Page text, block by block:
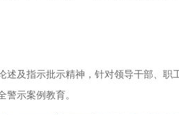
及指示批示精神，针对领导干部、职
示案例教育。